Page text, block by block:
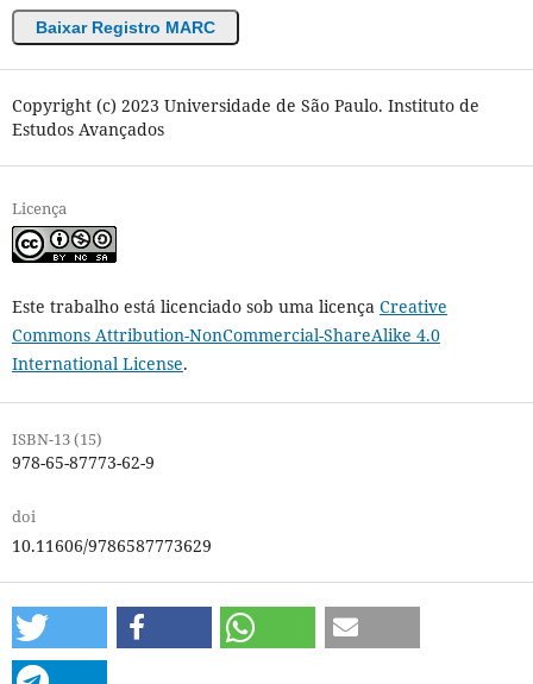
Baixar Registro MARC
Copyright (c) 2023 Universidade de São Paulo. Instituto de
Estudos Avançados
Licença
Este trabalho está licenciado sob uma licença Creative
Commons Attribution-NonCommercial-ShareAlike 4.0
International License.
ISBN-13 (15)
978-65-87773-62-9
doi
10.11606/9786587773629